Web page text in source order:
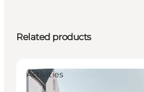
Related products
Activities